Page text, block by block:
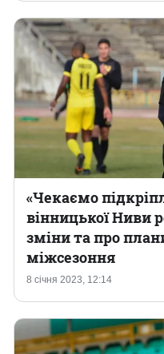
8 січня 2023, 12:14
«Чекаємо
вінницької Ниви
зміни та про
міжсезоння